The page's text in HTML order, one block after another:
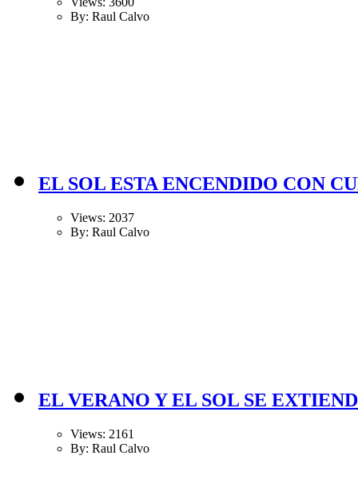
By: Raul Calvo
EL SOL ESTA ENCENDIDO CON
Views: 2037
By: Raul Calvo
EL VERANO Y EL SOL SE
Views: 2161
By: Raul Calvo